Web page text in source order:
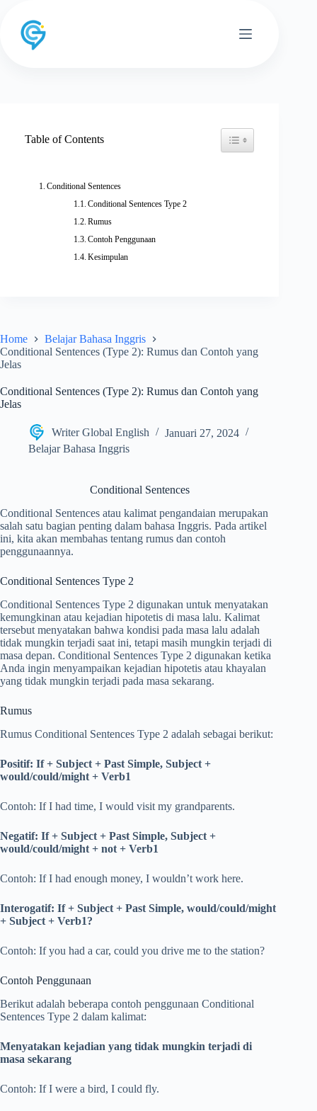
content
Home
Belajar Bahasa Inggris
Conditional Sentences (Type 2): Rumus dan Contoh yang
Jelas
Conditional Sentences (Type 2): Rumus dan Contoh yang
Jelas
Writer Global English
Januari 27, 2024
Belajar Bahasa Inggris
Conditional Sentences
Conditional Sentences atau kalimat pengandaian merupakan
salah satu bagian penting dalam bahasa Inggris. Pada artikel
ini, kita akan membahas tentang rumus dan contoh
penggunaannya.
Conditional Sentences Type 2
Conditional Sentences Type 2 digunakan untuk menyatakan
kemungkinan atau kejadian hipotetis di masa lalu. Kalimat
tersebut menyatakan bahwa kondisi pada masa lalu adalah
tidak mungkin terjadi saat ini, tetapi masih mungkin terjadi di
masa depan. Conditional Sentences Type 2 digunakan ketika
Anda ingin menyampaikan kejadian hipotetis atau khayalan
yang tidak mungkin terjadi pada masa sekarang.
Rumus
Rumus Conditional Sentences Type 2 adalah sebagai berikut:
Positif: If + Subject + Past Simple, Subject +
would/could/might + Verb1
Contoh: If I had time, I would visit my grandparents.
Negatif: If + Subject + Past Simple, Subject +
would/could/might + not + Verb1
Contoh: If I had enough money, I wouldn’t work here.
Interogatif: If + Subject + Past Simple, would/could/might
+ Subject + Verb1?
Contoh: If you had a car, could you drive me to the station?
Contoh Penggunaan
Berikut adalah beberapa contoh penggunaan Conditional
Sentences Type 2 dalam kalimat:
Menyatakan kejadian yang tidak mungkin terjadi di
masa sekarang
Contoh: If I were a bird, I could fly.
Table of Contents Toggle Table of Content
Conditional Sentences
Conditional Sentences Type 2
Rumus
Contoh Penggunaan
Kesimpulan